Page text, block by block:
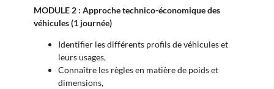
MODULE 2 : Approche technico-économique des
véhicules (1 journée)
Identifier les différents profils de véhicules et
leurs usages,
Connaître les règles en matière de poids et
dimensions,